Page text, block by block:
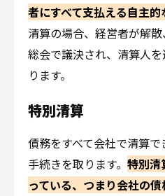
者にすべて支払える自主的
清算の場合、経営者が解
総会で議決され、清算人
ります。
特別清算
債務をすべて会社で清算
手続きを取ります。 特別清
っている、つまり会社の